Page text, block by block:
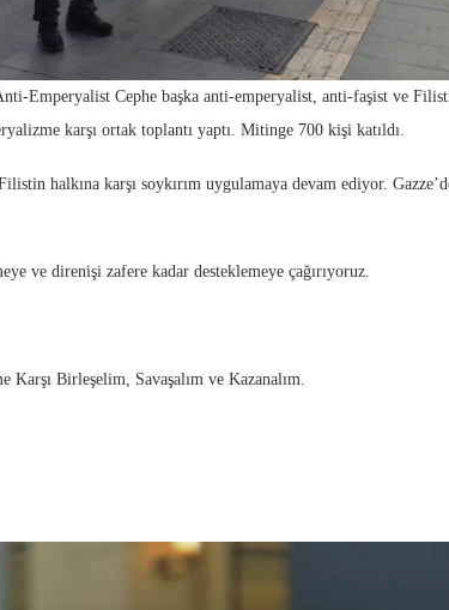
Emperyalist Cephe başka anti-emperyalist, anti-faşist ve
karşı ortak toplantı yaptı. Mitinge 700 kişi katıldı.
halkına karşı soykırım uygulamaya devam ediyor.
ve direnişi zafere kadar desteklemeye çağırıyoruz.
Karşı Birleşelim, Savaşalım ve Kazanalım.